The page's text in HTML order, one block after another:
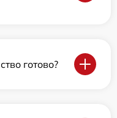
готово?